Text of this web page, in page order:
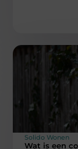
Solido Wonen
Wat is een